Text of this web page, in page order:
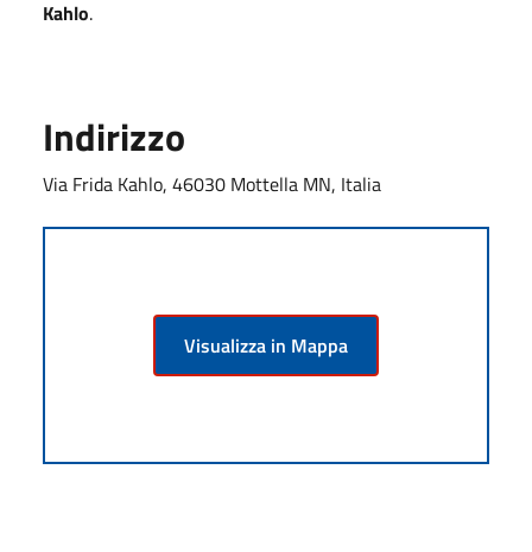
Kahlo.
Indirizzo
Via Frida Kahlo, 46030 Mottella MN, Italia
Visualizza in Mappa